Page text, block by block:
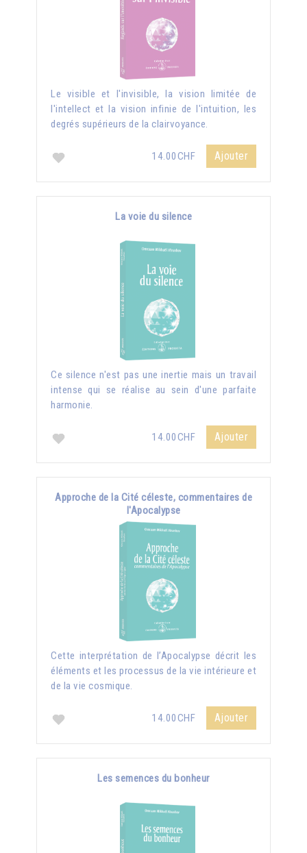
Le visible et l'invisible, la vision limitée de
l'intellect et la vision infinie de l'intuition, les
degrés supérieurs de la clairvoyance.
14.00CHF Ajouter
La voie du silence
Ce silence n'est pas une inertie mais un travail
intense qui se réalise au sein d'une parfaite
harmonie.
14.00CHF Ajouter
Approche de la Cité céleste, commentaires de
l'Apocalypse
Cette interprétation de l’Apocalypse décrit les
éléments et les processus de la vie intérieure et
de la vie cosmique.
14.00CHF Ajouter
Les semences du bonheur